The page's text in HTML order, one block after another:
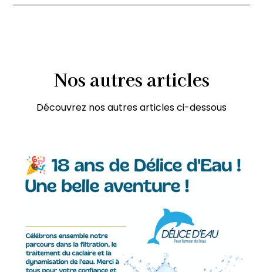
Nos autres articles
Découvrez nos autres articles ci-dessous